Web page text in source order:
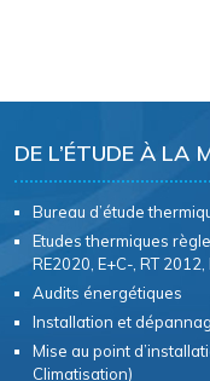
DE L’ÉTUDE À LA
Bureau d’étude
Etudes thermiques
RE2020, E+C-, RT 2012,
Audits énergétiques
Installation et
Mise au point
Climatisation)